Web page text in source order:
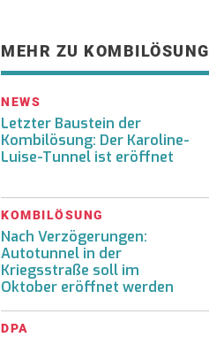
MEHR ZU KOMBILÖSUNG
NEWS
Letzter Baustein der
Kombilösung: Der Karoline-
Luise-Tunnel ist eröffnet
KOMBILÖSUNG
Nach Verzögerungen:
Autotunnel in der
Kriegsstraße soll im
Oktober eröffnet werden
DPA